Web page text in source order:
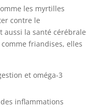
les myrtilles
contre le
aussi la santé cérébrale
friandises, elles
et oméga-3
inflammations